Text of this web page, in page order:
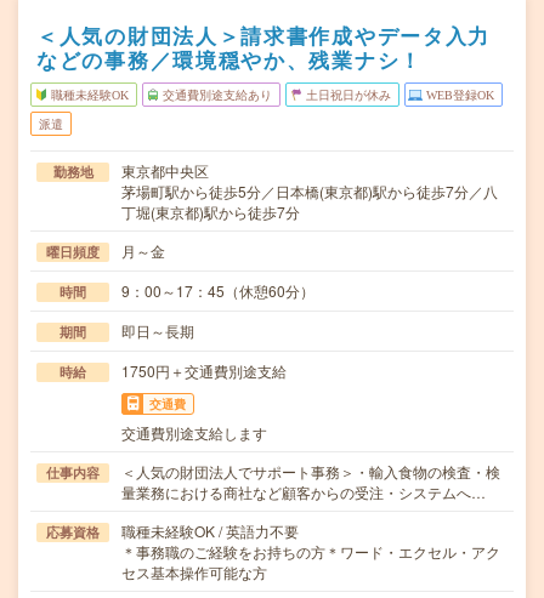
＜人気の財団法人＞請求書作成やデータ入力
などの事務／環境穏やか、残業ナシ！
職種未経験OK 交通費別途支給あり 土日祝日が休み WEB登録OK
派遣
勤務地
東京都中央区
茅場町駅から徒歩5分／日本橋(東京都)駅から徒歩7分／八
丁堀(東京都)駅から徒歩7分
曜日頻度 月～金
時間 9：00～17：45（休憩60分）
期間 即日～長期
時給 1750円＋交通費別途支給
交通費
交通費別途支給します
仕事内容
＜人気の財団法人でサポート事務＞・輸入食物の検査・検
量業務における商社など顧客からの受注・システムへ…
応募資格
職種未経験OK / 英語力不要
＊事務職のご経験をお持ちの方＊ワード・エクセル・アク
セス基本操作可能な方